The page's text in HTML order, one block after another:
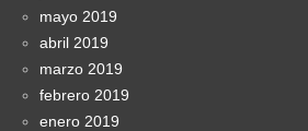
mayo 2019
abril 2019
marzo 2019
febrero 2019
enero 2019